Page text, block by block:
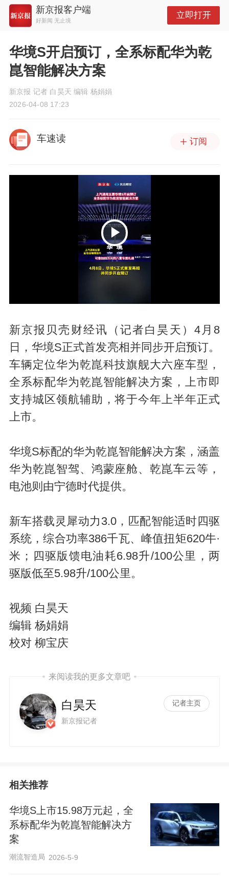
新京报客户端
好新闻 无止境
立即打开
华境S开启预订，全系标配华为乾
崑智能解决方案
新京报 记者 白昊天 编辑 杨娟娟
2026-04-08 17:23
车速读 订阅
P
l
a
y
V
新京报贝壳财经讯（记者白昊天）4月8
日，华境S正式首发亮相并同步开启预订。
车辆定位华为乾崑科技旗舰大六座车型，
全系标配华为乾崑智能解决方案，上市即
支持城区领航辅助，将于今年上半年正式
上市。
华境S标配的华为乾崑智能解决方案，涵盖
华为乾崑智驾、鸿蒙座舱、乾崑车云等，
电池则由宁德时代提供。
新车搭载灵犀动力3.0，匹配智能适时四驱
系统，综合功率386千瓦、峰值扭矩620牛·
米；四驱版馈电油耗6.98升/100公里，两
驱版低至5.98升/100公里。
视频 白昊天
编辑 杨娟娟
校对 柳宝庆
来阅读我的更多文章吧
白昊天
新京报记者
记者主页
相关推荐
华境S上市15.98万元起，全
系标配华为乾崑智能解决方
案
潮流智造局 2026-5-9